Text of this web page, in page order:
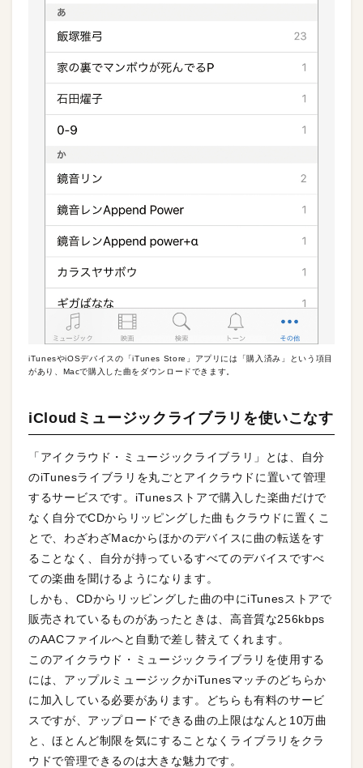
iTunesやiOSデバイスの「iTunes Store」アプリには「購入済み」という項目
があり、Macで購入した曲をダウンロードできます。
iCloudミュージックライブラリを使いこなす
「アイクラウド・ミュージックライブラリ」とは、自分
のiTunesライブラリを丸ごとアイクラウドに置いて管理
するサービスです。iTunesストアで購入した楽曲だけで
なく自分でCDからリッピングした曲もクラウドに置くこ
とで、わざわざMacからほかのデバイスに曲の転送をす
ることなく、自分が持っているすべてのデバイスですべ
ての楽曲を聞けるようになります。
しかも、CDからリッピングした曲の中にiTunesストアで
販売されているものがあったときは、高音質な256kbps
のAACファイルへと自動で差し替えてくれます。
このアイクラウド・ミュージックライブラリを使用する
には、アップルミュージックかiTunesマッチのどちらか
に加入している必要があります。どちらも有料のサービ
スですが、アップロードできる曲の上限はなんと10万曲
と、ほとんど制限を気にすることなくライブラリをクラ
ウドで管理できるのは大きな魅力です。